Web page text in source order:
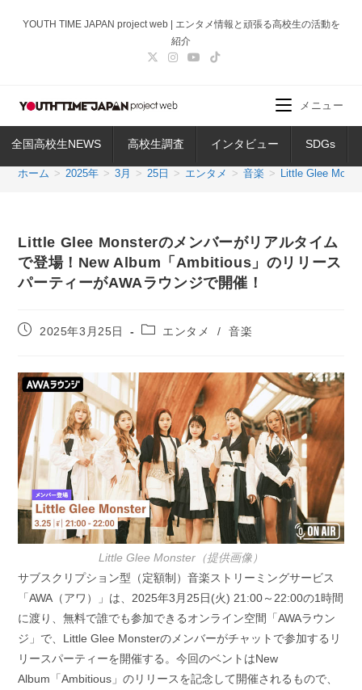
ス
ッ
YOUTH TIME JAPAN project web | エンタメ情報と頑張る高校生の活動を
紹介
全国高校生NEWS 高校生調査 インタビュー SDGs
メニュー
ホーム > 2025年 > 3月 > 25日 > エンタメ > 音楽 > Little Glee
Little Glee Monsterのメンバーがリアルタイム
で登場！New Album「Ambitious」のリリース
パーティーがAWAラウンジで開催！
投
開
日:
2025年3月25日
投
テ
ゴ
リ
ー:
エンタメ / 音楽
Little Glee Monster（提供画像）
サブスクリプション型（定額制）音楽ストリーミングサービス
「AWA（アワ）」は、2025年3月25日(火) 21:00～22:00の1時間
に渡り、無料で誰でも参加できるオンライン空間「AWAラウン
ジ」で、Little Glee Monsterのメンバーがチャットで参加するリ
リースパーティーを開催する。今回のベントはNew
Album「Ambitious」のリリースを記念して開催されるもので、